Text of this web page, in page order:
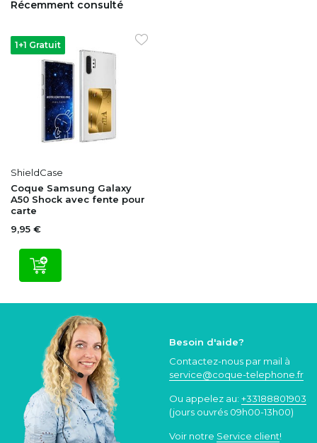
Récemment consulté
1+1 Gratuit
ShieldCase
Coque Samsung Galaxy
A50 Shock avec fente pour
carte
9,95 €
Besoin d'aide?
Contactez-nous par mail à
service@coque-telephone.fr
Ou appelez au: +33188801903
(jours ouvrés 09h00-13h00)
Voir notre Service client!